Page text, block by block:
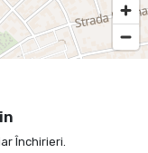
Închirieri.